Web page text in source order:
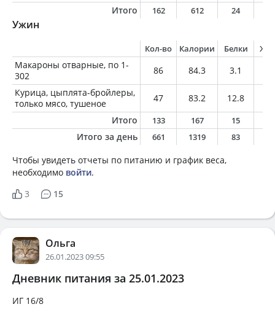
Итого
162 612 24
Ужин
Кол-во Калории Белки
Макароны отварные, по 1-
302
86 84.3 3.1
Курица, цыплята-бройлеры,
только мясо, тушеное
47 83.2 12.8
Итого
133 167 15
Итого за день 661 1319 83
Чтобы увидеть отчеты по питанию и график веса,
необходимо войти.
3
15
Ольга
26.01.2023 09:55
Дневник питания за 25.01.2023
ИГ 16/8